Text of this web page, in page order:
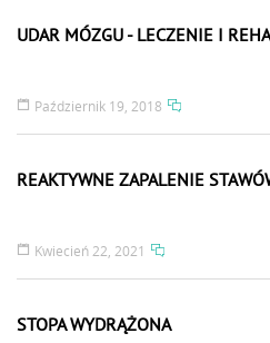
UDAR MÓZGU - LECZENIE I
Październik 19, 2018
REAKTYWNE ZAPALENIE
Kwiecień 22, 2021
STOPA WYDRĄŻONA